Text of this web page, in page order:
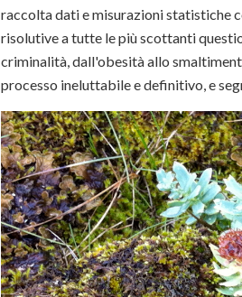
raccolta dati e misurazioni statistiche
risolutive a tutte le più scottanti
criminalità, dall'obesità allo
processo ineluttabile e definitivo, e